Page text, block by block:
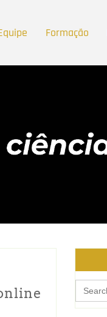
Formação
Search
for: